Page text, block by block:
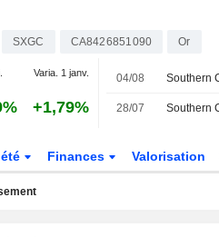
SXGC CA8426851090 Or
Varia. 1 janv.
+1,79%
04/08
28/07
Finances Valorisation